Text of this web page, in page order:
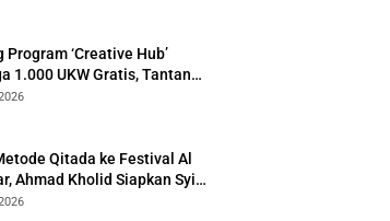
Program ‘Creative Hub’
1.000 UKW Gratis, Tantan
Paparkan Visi PWI Jabar di
Qitada ke Festival Al
Ahmad Kholid Siapkan Syiar
Lewat Nada